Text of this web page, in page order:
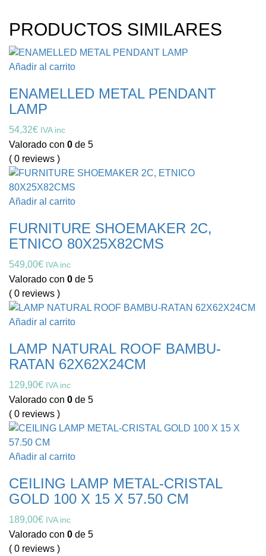
PRODUCTOS SIMILARES
Añadir al carrito
ENAMELLED METAL PENDANT
LAMP
54,32€ IVA inc
Valorado con 0 de 5
( 0 reviews )
Añadir al carrito
FURNITURE SHOEMAKER 2C,
ETNICO 80X25X82CMS
549,00€ IVA inc
Valorado con 0 de 5
( 0 reviews )
Añadir al carrito
LAMP NATURAL ROOF BAMBU-
RATAN 62X62X24CM
129,90€ IVA inc
Valorado con 0 de 5
( 0 reviews )
Añadir al carrito
CEILING LAMP METAL-CRISTAL
GOLD 100 X 15 X 57.50 CM
189,00€ IVA inc
Valorado con 0 de 5
( 0 reviews )